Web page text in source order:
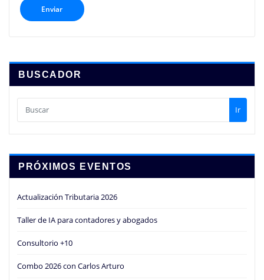
BUSCADOR
Ir
PRÓXIMOS EVENTOS
Actualización Tributaria 2026
Taller de IA para contadores y abogados
Consultorio +10
Combo 2026 con Carlos Arturo